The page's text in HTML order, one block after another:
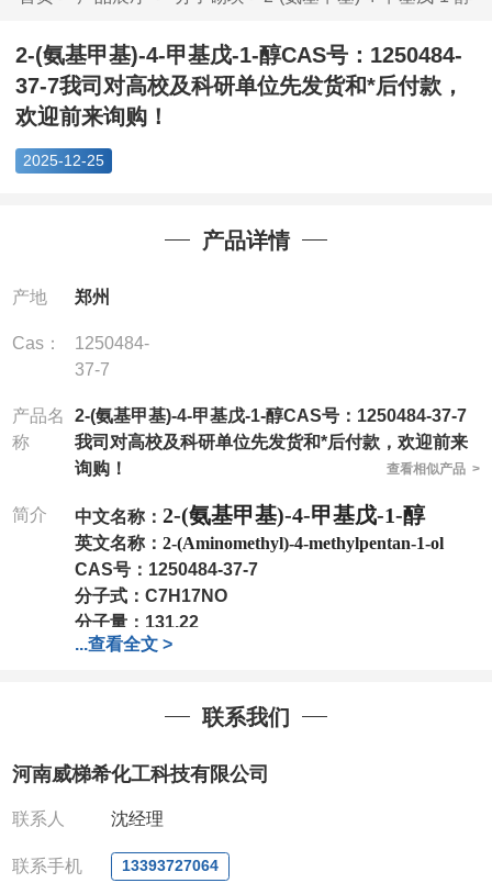
CA...
2-(氨基甲基)-4-甲基戊-1-醇CAS号：1250484-
37-7我司对高校及科研单位先发货和*后付款，
欢迎前来询购！
2025-12-25
产品详情
产地 郑州
Cas：
1250484-
37-7
产品名
称
2-(氨基甲基)-4-甲基戊-1-醇CAS号：1250484-37-7
我司对高校及科研单位先发货和*后付款，欢迎前来
询购！
查看相似产品 >
简介 中文名称： 2-(氨基甲基)-4-甲基戊-1-醇
英文名称： 2-(Aminomethyl)-4-methylpentan-1-ol
CAS号： 1250484-37-7
分子式： C7H17NO
分子量： 131.22
包装：1Mg ; 5Mg;10Mg ;100Mg;250Mg ;500Mg
我司对高校及科研单位先发货和
作中有用到的试剂,欢迎前来询购
电话:0371-63377391/13393727064
QQ:3930072831
:13393727064
联系人: 沈晓东(欢迎致电
...查看全文 >
联系我们
河南威梯希化工科技有限公司
联系人 沈经理
联系手机 13393727064